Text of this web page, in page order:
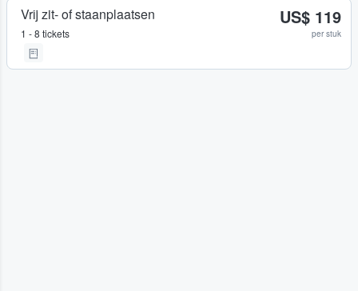
Vrij zit- of staanplaatsen
1 - 8 tickets
US$ 119
per stuk